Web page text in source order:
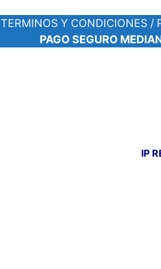
TERMINOS Y CONDICIONES /
PAGO SEGURO
IP